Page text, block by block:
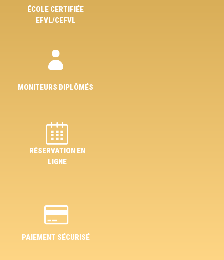
ÉCOLE CERTIFIÉE
EFVL/CEFVL
MONITEURS DIPLÔMÉS
RÉSERVATION EN
LIGNE
PAIEMENT SÉCURISÉ